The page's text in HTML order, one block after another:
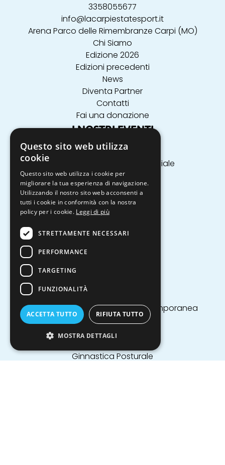
3358055677
info@lacarpiestatesport.it
Arena Parco delle Rimembranze Carpi (MO)
Chi Siamo
Edizione 2026
Edizioni precedenti
News
Diventa Partner
Contatti
Fai una donazione
I NOSTRI EVENTI
Aikido
Arrampicata in parete artificiale
Badminton
Balli Country
Ballo
Basket
Beach Volley 3vs3
Danza Classica, Moderna, Contemporanea
Diversamente Karate
Frisbee
Ginnastica Posturale
Questo sito web utilizza
cookie
Questo sito web utilizza i cookie per
migliorare la tua esperienza di navigazione.
Utilizzando il nostro sito web acconsenti a
tutti i cookie in conformità con la nostra
policy per i cookie. Leggi di più
STRETTAMENTE NECESSARI
PERFORMANCE
TARGETING
FUNZIONALITÀ
ACCETTA TUTTO RIFIUTA TUTTO
MOSTRA DETTAGLI